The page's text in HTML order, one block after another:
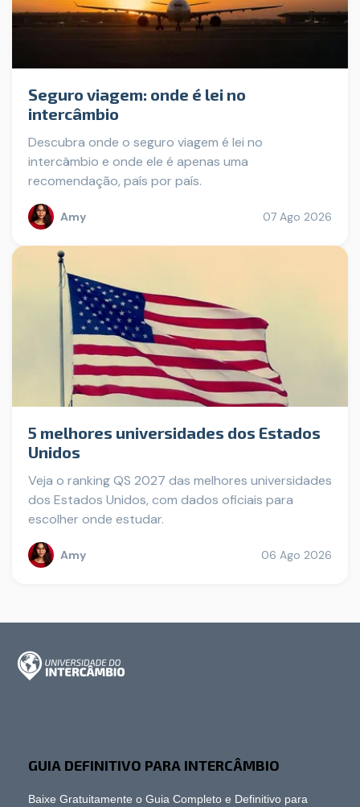
Seguro viagem: onde é lei no
intercâmbio
Descubra onde o seguro viagem é lei no
intercâmbio e onde ele é apenas uma
recomendação, país por país.
Amy 07 Ago 2026
5 melhores universidades dos Estados
Unidos
Veja o ranking QS 2027 das melhores universidades
dos Estados Unidos, com dados oficiais para
escolher onde estudar.
Amy 06 Ago 2026
GUIA DEFINITIVO PARA INTERCÂMBIO
Baixe Gratuitamente o Guia Completo e Definitivo para